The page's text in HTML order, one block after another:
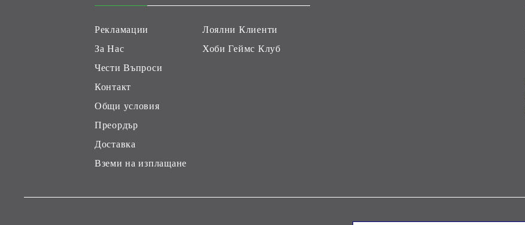
Рекламации
За Нас
Чести Въпроси
Контакт
Общи условия
Преордър
Доставка
Вземи на изплащане
Лоялни Клиенти
Хоби Геймс Клуб